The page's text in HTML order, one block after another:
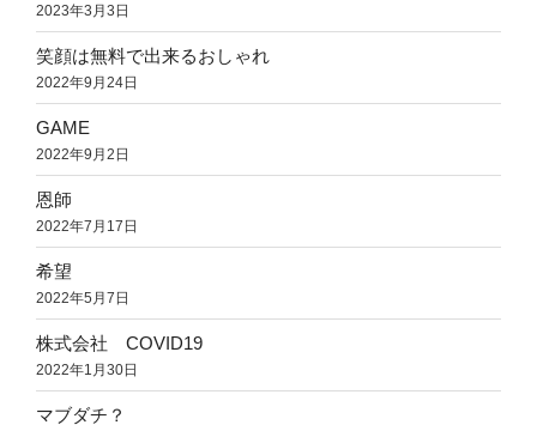
2023年3月3日
笑顔は無料で出来るおしゃれ
2022年9月24日
GAME
2022年9月2日
恩師
2022年7月17日
希望
2022年5月7日
株式会社 COVID19
2022年1月30日
マブダチ？